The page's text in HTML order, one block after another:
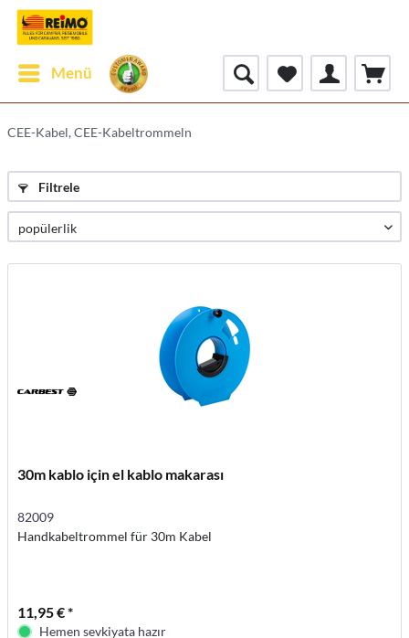
Menü
CEE-Kabel, CEE-Kabeltrommeln
Filtrele
30m kablo için el kablo makarası
82009
Handkabeltrommel für 30m Kabel
11,95 € *
Hemen sevkiyata hazır